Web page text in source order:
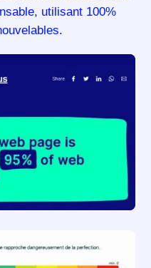
utilisant 100%